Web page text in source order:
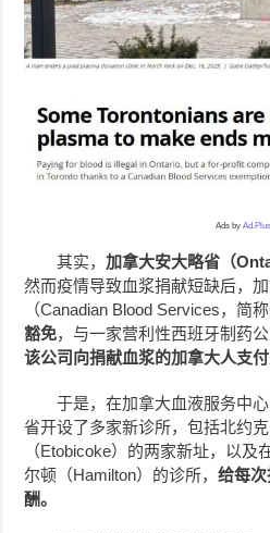
Ads byAd.Plus
其实，加拿大安大略省（
然而疫情导致血浆捐献短缺后，
（Canadian Blood Services，简
豁免，与一家营利性西班牙制药
该公司向捐献血浆的加拿大人支付
于是，在加拿大血液服务中
省开设了多家新诊所，包括北约
（Etobicoke）的两家新址，以及
尔顿（Hamilton）的诊所，给每
酬。